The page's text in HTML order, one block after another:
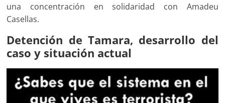
una concentración en solidaridad con Amadeu
Casellas.
Detención de Tamara, desarrollo del
caso y situación actual